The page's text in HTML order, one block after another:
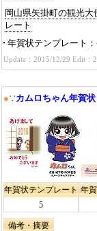
岡山県矢掛町の観光
レート
年賀状テンプレート
Update：2015/12/29 Edit：
●∵カムロちゃん年賀状
年賀状テンプレート
5
年
備考・摘要